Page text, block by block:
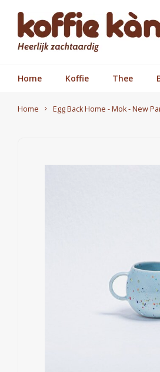
Home Koffie Thee
Home Egg Back Home - Mok - New